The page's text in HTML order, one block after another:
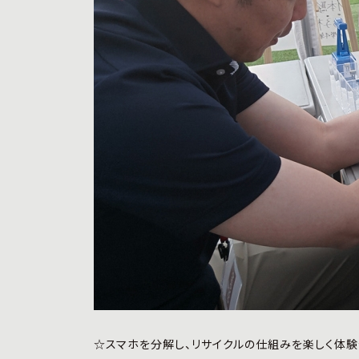
☆スマホを分解し、リサイクルの仕組みを楽しく体